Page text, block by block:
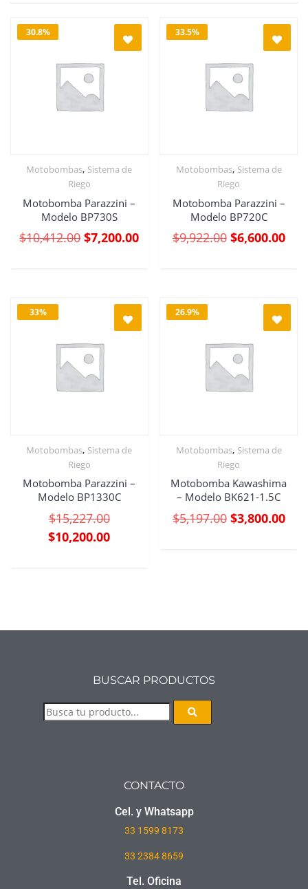
30.8%
Motobombas, Sistema de
Riego
Motobomba Parazzini –
Modelo BP730S
$10,412.00 $7,200.00
33.5%
Motobombas, Sistema de
Riego
Motobomba Parazzini –
Modelo BP720C
$9,922.00 $6,600.00
33%
Motobombas, Sistema de
Riego
Motobomba Parazzini –
Modelo BP1330C
$15,227.00
$10,200.00
26.9%
Motobombas, Sistema de
Riego
Motobomba Kawashima
– Modelo BK621-1.5C
$5,197.00 $3,800.00
BUSCAR PRODUCTOS
CONTACTO
Cel. y Whatsapp
33 1599 8173
33 2384 8659
Tel. Oficina